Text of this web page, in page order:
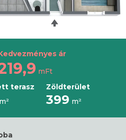
ár
mFt
terasz
m²
Zöldterület
399 m²